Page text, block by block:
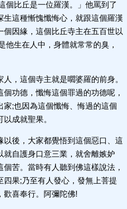
個比丘是一位羅漢。」他罵到了
生這種慚愧懺悔心，就跟這個羅漢
個因緣，這個比丘寺主在五百世以
他生在人中，身體就常常的臭，
，這個寺主就是嚪婆羅的前身。
功德，懺悔這個罪過的功德呢，
家;也因為這個懺悔、悔過的這個
成就聖果。
以後，大家都覺悟到這個惡口、這
就自護身口意三業，就舍離嫉妒
苦。當時有人聽到佛這樣說法，
四果;乃至有人發心，發無上菩提
歡喜奉行。阿彌陀佛!